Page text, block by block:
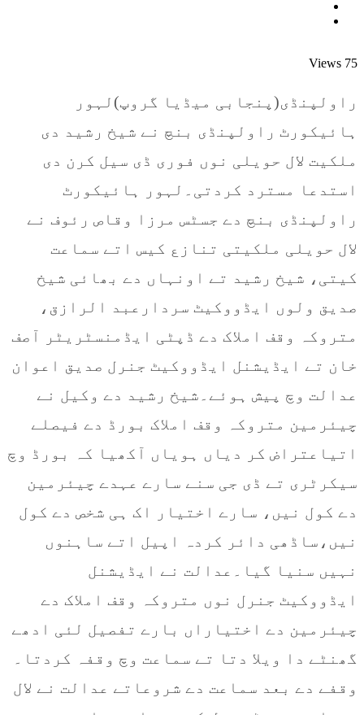
Views 75
راولپنڈی(پنجابی میڈیا گروپ)لہور
ہائیکورٹ راولپنڈی بنچ نے شیخ رشید دی
ملکیت لال حویلی نوں فوری ڈی سیل کرن دی
استدعا مسترد کردتی۔لہور ہائیکورٹ
راولپنڈی بنچ دے جسٹس مرزا وقاص رئوف نے
لال حویلی ملکیتی تنازع کیس اتے سماعت
کیتی، شیخ رشید تے اونہاں دے بھائی شیخ
صدیق ولوں ایڈووکیٹ سردارعبد الرازق،
متروکہ وقف املاک دے ڈپٹی ایڈمنسٹریٹر آصف
خان تے ایڈیشنل ایڈووکیٹ جنرل صدیق اعوان
عدالت وچ پیش ہوئے۔شیخ رشید دے وکیل نے
چیئرمین متروکہ وقف املاک بورڈ دے فیصلے
اتیاعتراض کر دیاں ہویاں آکھیا کہ بورڈ وچ
سیکرٹری تے ڈی جی سنے سارے عہدے چیئرمین
دے کول نیں، سارے اختیار اک ہی شخص دے کول
نیں،ساڈھی دائر کردہ اپیل اتے ساہنوں
نہیں سنیا گیا۔عدالت نے ایڈیشنل
ایڈووکیٹ جنرل نوں متروکہ وقف املاک دے
چیئرمین دے اختیاراں بارے تفصیل لئی ادھے
گھنٹے دا ویلا دتا تے سماعت وچ وقفہ کردتا۔
وقفے دے بعد سماعت دے شروعاتے عدالت نے لال